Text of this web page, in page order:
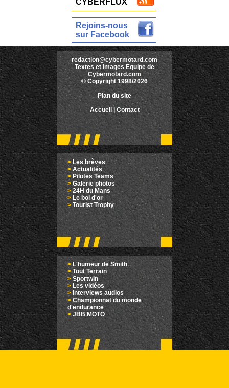
CYBERFLUX
Rejoins-nous
sur Facebook
redaction@cybermotard.com
Textes et images Equipe de
Cybermotard.com
© Copyright 1998/2026
Plan du site
Accueil |Contact
>Les brèves
> Actualités
> Pilotes Teams
>Galerie photos
>24H du Mans
>Le bol d'or
> Tourist Trophy
>L'humeur de Smith
> Tout Terrain
> Sportwin
> Les vidéos
> Interviews audios
>Championnat du monde
d'endurance
> JBB MOTO